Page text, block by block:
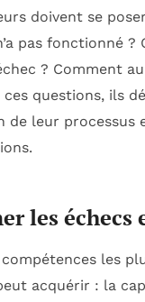
doivent se
pas fonctionné
? Comment
questions, ils
de leur
les
compétences les
acquérir : la